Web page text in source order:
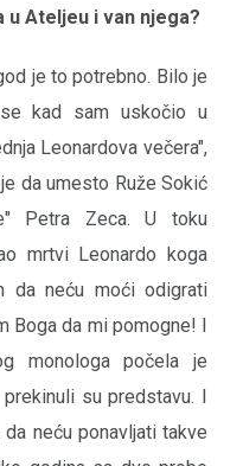
Ateljeu i van njega?
je to potrebno. Bilo je
kad sam uskočio u
Leonardova večera",
da umesto Ruže Sokić
Petra Zeca. U toku
mrtvi Leonardo koga
da neću moći odigrati
Boga da mi pomogne! I
monologa počela je
su predstavu. I
neću ponavljati takve